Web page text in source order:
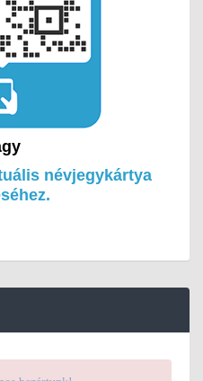
névjegykártya